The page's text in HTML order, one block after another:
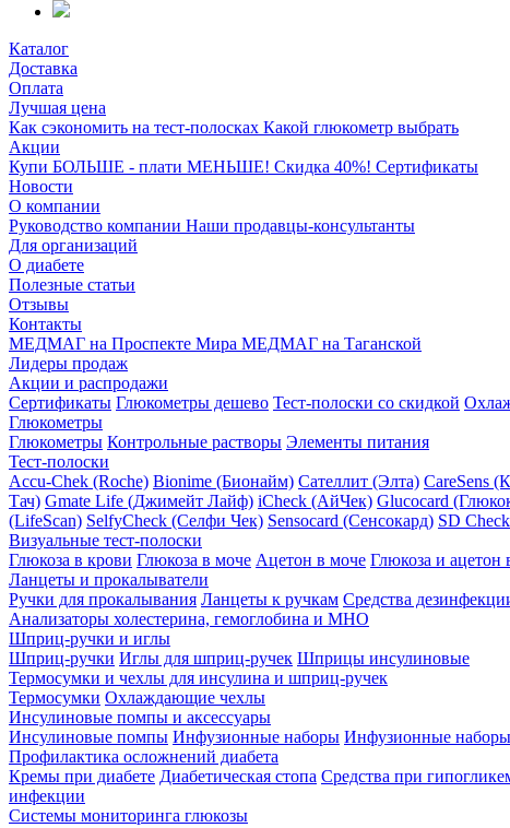
Каталог
Доставка
Оплата
Лучшая цена
Как сэкономить на тест-полосках Какой глюкометр выбрать
Акции
Купи БОЛЬШЕ - плати МЕНЬШЕ! Скидка 40%! Сертификаты
Новости
О компании
Руководство компании Наши продавцы-консультанты
Для организаций
О диабете
Полезные статьи
Отзывы
Контакты
МЕДМАГ на Проспекте Мира МЕДМАГ на Таганской
Лидеры продаж
Акции и распродажи
Сертификаты Глюкометры дешево Тест-полоски со скидкой
Глюкометры
Глюкометры Контрольные растворы Элементы питания
Тест-полоски
Accu-Chek (Roche) Bionime (Бионайм) Сателлит (Элта) CareSens
Тач) Gmate Life (Джимейт Лайф) iCheck (АйЧек) Glucocard
(LifeScan) SelfyCheck (Селфи Чек) Sensocard (Сенсокард) SD
Визуальные тест-полоски
Глюкоза в крови Глюкоза в моче Ацетон в моче Глюкоза и ацетон
Ланцеты и прокалыватели
Ручки для прокалывания Ланцеты к ручкам Средства
Анализаторы холестерина, гемоглобина и МНО
Шприц-ручки и иглы
Шприц-ручки Иглы для шприц-ручек Шприцы инсулиновые
Термосумки и чехлы для инсулина и шприц-ручек
Термосумки Охлаждающие чехлы
Инсулиновые помпы и аксессуары
Инсулиновые помпы Инфузионные наборы Инфузионные
Профилактика осложнений диабета
Кремы при диабете Диабетическая стопа Средства при
инфекции
Системы мониторинга глюкозы